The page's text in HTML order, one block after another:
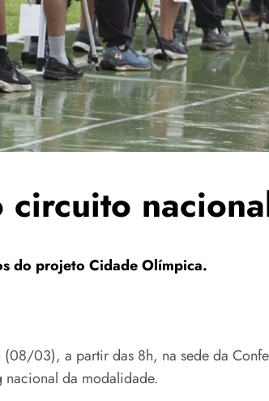
do projeto Cidade Olímpica.
(08/03), a partir das 8h, na sede da
da modalidade.